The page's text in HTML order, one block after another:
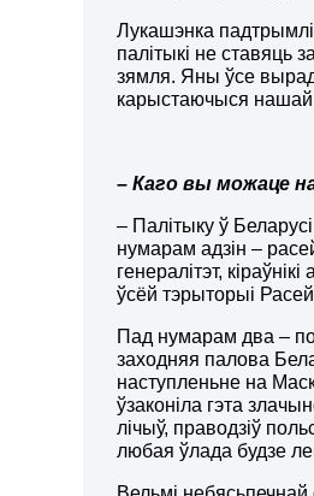
Лукашэнка
палітыкі не ставяць
зямля. Яны ўсе
карыстаючыся
–Каго вы можаце
– Палітыку ў
нумарам адзін –
генералітэт,
ўсёй тэрыторыі
Пад нумарам два –
заходняя палова
наступленьне на
ўзаконіла гэта
лічыў, праводзіў
любая ўлада будзе